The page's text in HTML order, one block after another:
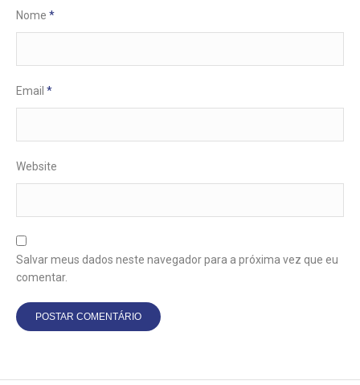
Nome *
Email *
Website
Salvar meus dados neste navegador para a próxima vez que eu
comentar.